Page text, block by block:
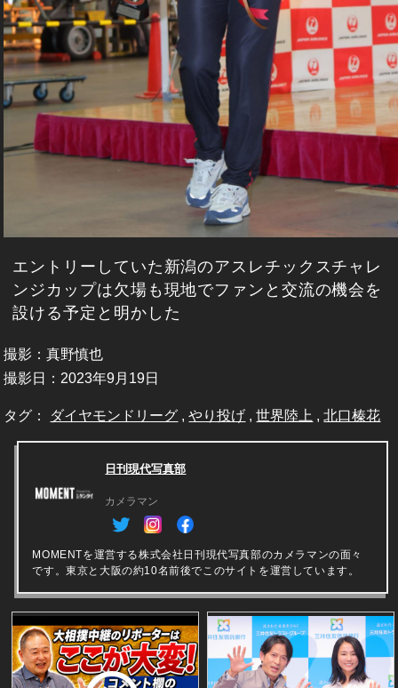
エントリーしていた新潟のアスレチックスチャレ
ンジカップは欠場も現地でファンと交流の機会を
設ける予定と明かした
撮影：真野慎也
撮影日：2023年9月19日
タグ： ダイヤモンドリーグ ,やり投げ ,世界陸上 ,北口榛花
日刊現代写真部
カメラマン
MOMENTを運営する株式会社日刊現代写真部のカメラマンの面々
です。東京と大阪の約10名前後でこのサイトを運営しています。